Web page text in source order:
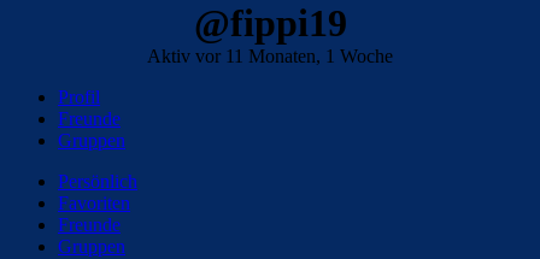
@fippi19
Aktiv vor 11 Monaten, 1 Woche
Profil
Freunde
Gruppen
Persönlich
Favoriten
Freunde
Gruppen